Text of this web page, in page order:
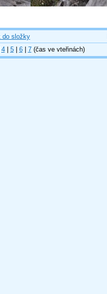
do složky
4| 5| 6| 7(čas ve vteřinách)